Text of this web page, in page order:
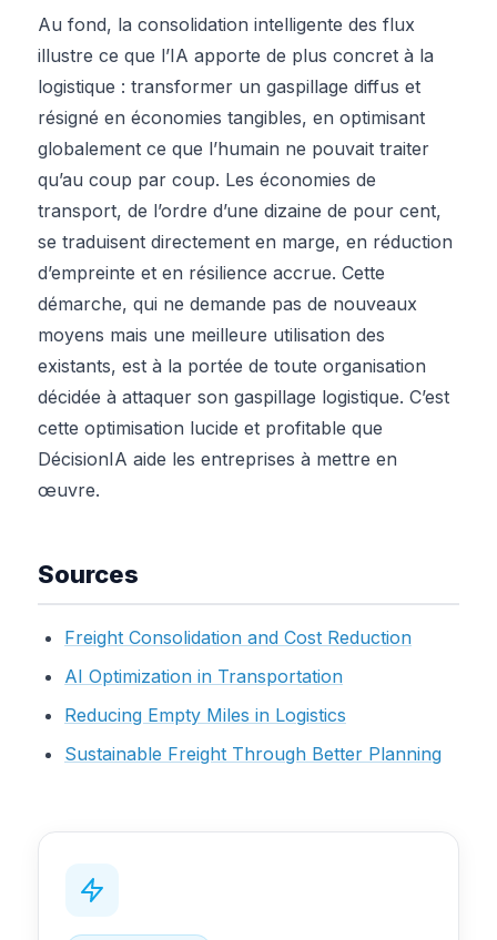
Au fond, la consolidation intelligente des flux
illustre ce que l’IA apporte de plus concret à la
logistique : transformer un gaspillage diffus et
résigné en économies tangibles, en optimisant
globalement ce que l’humain ne pouvait traiter
qu’au coup par coup. Les économies de
transport, de l’ordre d’une dizaine de pour cent,
se traduisent directement en marge, en réduction
d’empreinte et en résilience accrue. Cette
démarche, qui ne demande pas de nouveaux
moyens mais une meilleure utilisation des
existants, est à la portée de toute organisation
décidée à attaquer son gaspillage logistique. C’est
cette optimisation lucide et profitable que
DécisionIA aide les entreprises à mettre en
œuvre.
Sources
Freight Consolidation and Cost Reduction
AI Optimization in Transportation
Reducing Empty Miles in Logistics
Sustainable Freight Through Better Planning